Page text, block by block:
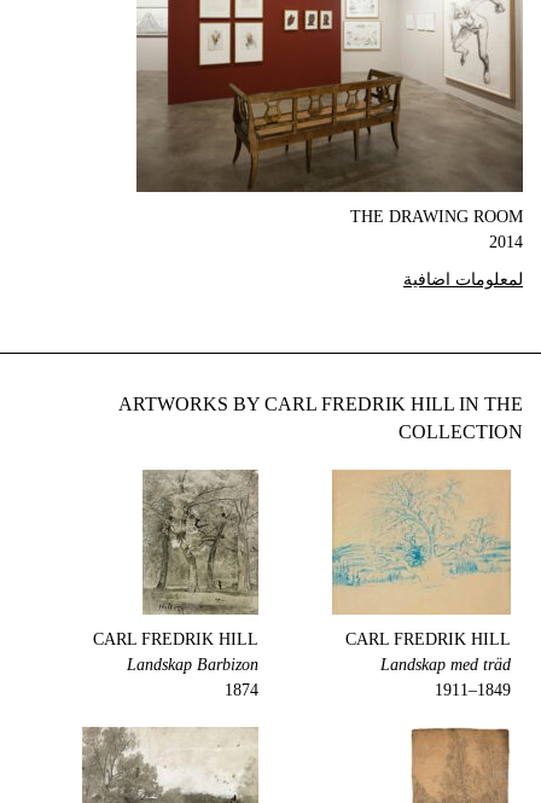
THE DRAWING ROOM
2014
لمعلومات اضافية
ARTWORKS BY CARL FREDRIK HILL IN THE
COLLECTION
CARL FREDRIK HILL
Landskap med träd
1849–1911
CARL FREDRIK HILL
Landskap Barbizon
1874